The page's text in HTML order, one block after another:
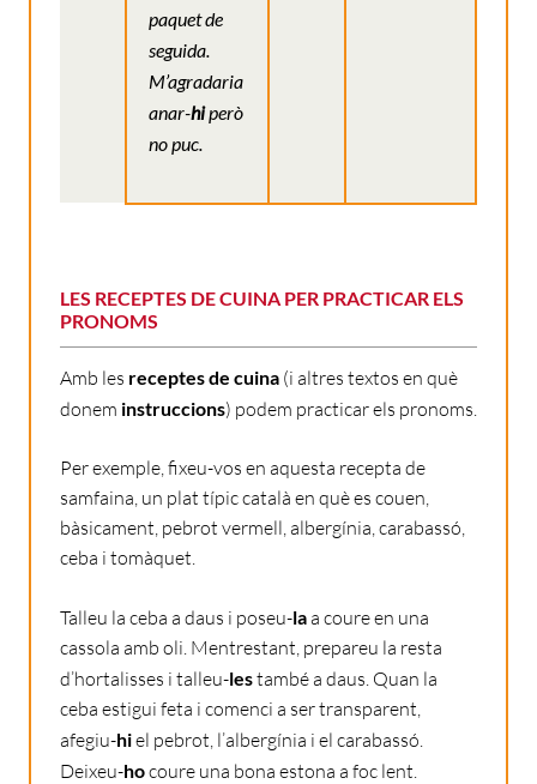
paquet de
seguida.
M’agradaria
anar-hiperò
no puc.
LES RECEPTES DE CUINA PER PRACTICAR ELS
PRONOMS
Amb les receptes de cuina (i altres textos en què
donem instruccions) podem practicar els pronoms.
Per exemple, fixeu-vos en aquesta recepta de
samfaina, un plat típic català en què es couen,
bàsicament, pebrot vermell, albergínia, carabassó,
ceba i tomàquet.
Talleu la ceba a daus i poseu-laa coure en una
cassola amb oli. Mentrestant, prepareu la resta
d’hortalisses i talleu-lestambé a daus. Quan la
ceba estigui feta i comenci a ser transparent,
afegiu-hiel pebrot, l’albergínia i el carabassó.
Deixeu-hocoure una bona estona a foc lent.